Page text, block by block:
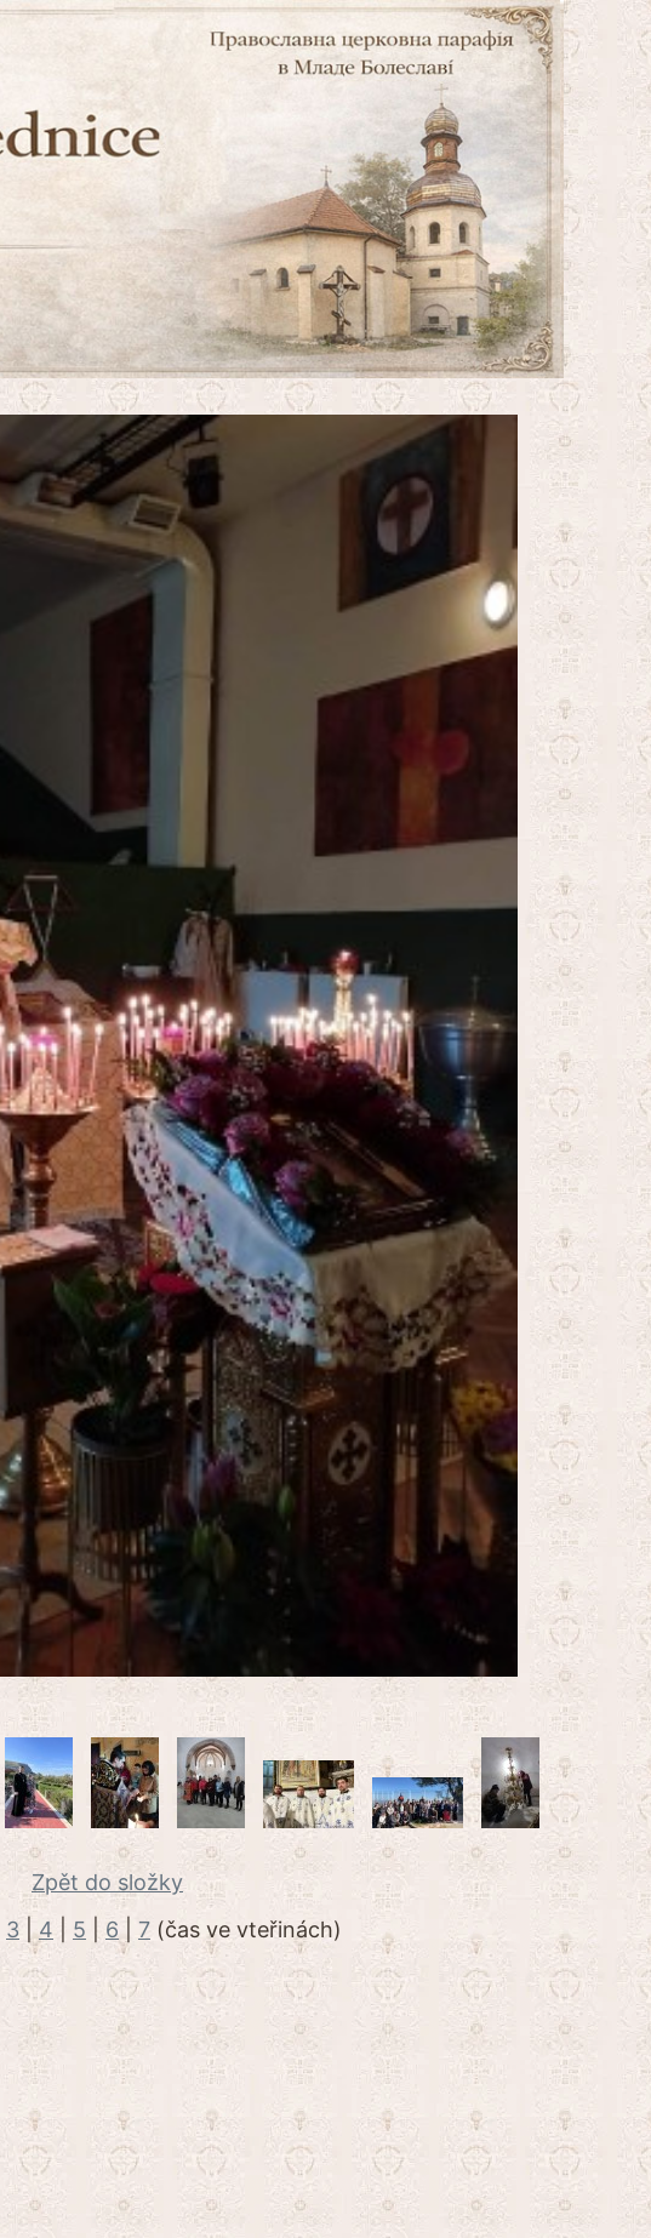
Zpět do složky
3 4 5 6 7 (čas ve vteřinách)